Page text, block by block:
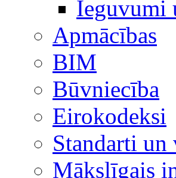
Ieguvumi
Apmācības
BIM
Būvniecība
Eirokodeksi
Standarti un
Mākslīgais